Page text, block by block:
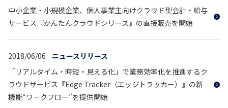
中小企業・小規模企業、個人事業主向けクラウド型会計・給与
サービス『かんたんクラウドシリーズ』の直接販売を開始
2018/06/06
ニュースリリース
「リアルタイム・時短・見える化」で業務効率化を推進するク
ラウドサービス『Edge Tracker（エッジトラッカー）』の新
機能“ワークフロー”を提供開始